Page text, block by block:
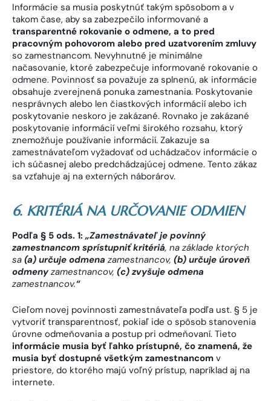
Informácie sa musia poskytnúť takým spôsobom a v
takom čase, aby sa zabezpečilo informované a
transparentné rokovanie o odmene, a to pred
pracovným pohovorom alebo pred uzatvorením zmluvy
so zamestnancom. Nevyhnutné je minimálne
načasovanie, ktoré zabezpečuje informované rokovanie o
odmene. Povinnosť sa považuje za splnenú, ak informácie
obsahuje zverejnená ponuka zamestnania. Poskytovanie
nesprávnych alebo len čiastkových informácií alebo ich
poskytovanie neskoro je zakázané. Rovnako je zakázané
poskytovanie informácií veľmi širokého rozsahu, ktorý
znemožňuje používanie informácií. Zakazuje sa
zamestnávateľom vyžadovať od uchádzačov informácie o
ich súčasnej alebo predchádzajúcej odmene. Tento zákaz
sa vzťahuje aj na externých náborárov.
6. KRITÉRIÁ NA URČOVANIE ODMIEN
Podľa § 5 ods. 1:„Zamestnávateľ je povinný
zamestnancom sprístupniť kritériá, na základe ktorých
sa (a) určuje odmena zamestnancov, (b) určuje úroveň
odmenyzamestnancov, (c) zvyšuje odmena
zamestnancov.“
Cieľom novej povinnosti zamestnávateľa podľa ust. § 5 je
vytvoriť transparentnosť, pokiaľ ide o spôsob stanovenia
úrovne odmeňovania a postup pri odmeňovaní. Tieto
informácie musia byť ľahko prístupné, čo znamená, že
musia byť dostupné všetkým zamestnancom v
priestore, do ktorého majú voľný prístup, napríklad aj na
internete.